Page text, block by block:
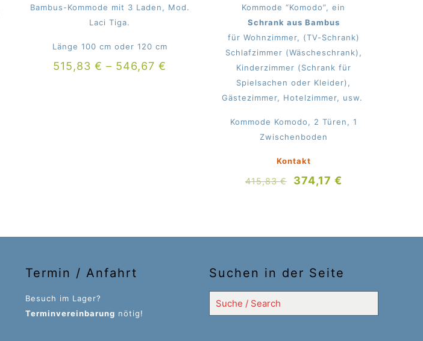
Bambus-Kommode mit 3 Laden, Mod.
Laci Tiga.
Länge 100 cm oder 120 cm
515,83€ – 546,67€
Kommode “Komodo”, ein
Schrank aus Bambus
für Wohnzimmer, (TV-Schrank)
Schlafzimmer (Wäscheschrank),
Kinderzimmer (Schrank für
Spielsachen oder Kleider),
Gästezimmer, Hotelzimmer, usw.
Kommode Komodo, 2 Türen, 1
Zwischenboden
Kontakt
415,83€
Ursprünglicher
374,17 €
Termin / Anfahrt
Besuch im Lager?
Terminvereinbarung nötig!
Suchen in der Seite